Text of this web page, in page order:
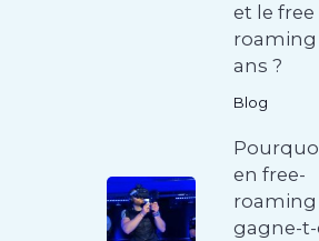
et le free
roaming
ans ?
Blog
en free-
roaming
gagne-t-